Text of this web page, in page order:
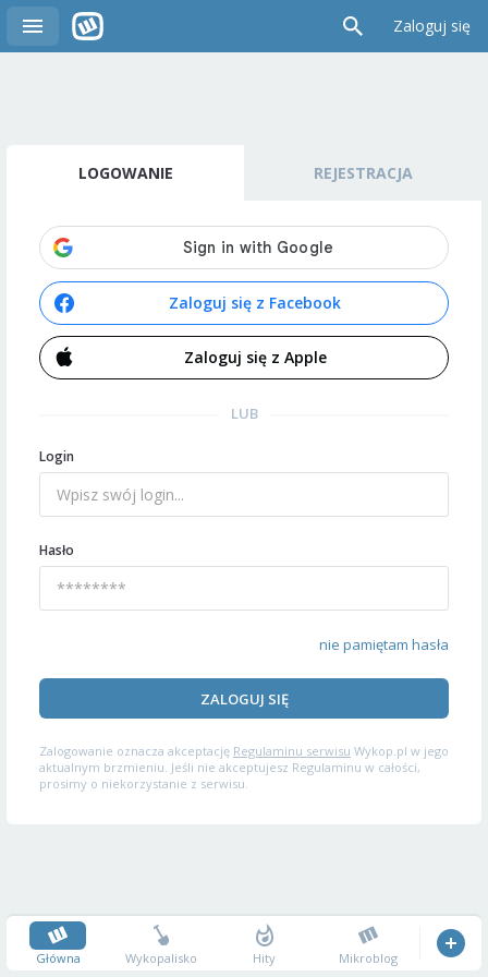
Zaloguj się
LOGOWANIE REJESTRACJA
Zaloguj się z Facebook
Zaloguj się z Apple
LUB
Login
Hasło
nie pamiętam hasła
ZALOGUJ SIĘ
Zalogowanie oznacza akceptację Regulaminu serwisu Wykop.pl w jego
aktualnym brzmieniu. Jeśli nie akceptujesz Regulaminu w całości,
prosimy o niekorzystanie z serwisu.
Główna Wykopalisko Hity Mikroblog